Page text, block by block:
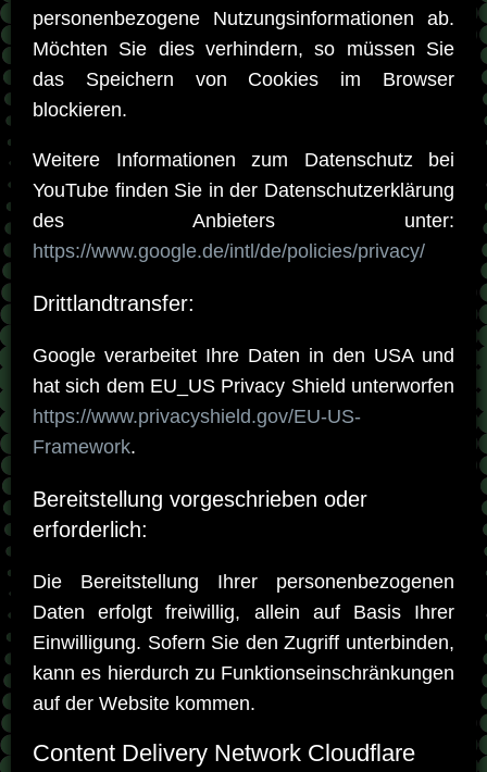
personenbezogene Nutzungsinformationen ab.
Möchten Sie dies verhindern, so müssen Sie
das Speichern von Cookies im Browser
blockieren.
Weitere Informationen zum Datenschutz bei
YouTube finden Sie in der Datenschutzerklärung
des Anbieters unter:
https://www.google.de/intl/de/policies/privacy/
Drittlandtransfer:
Google verarbeitet Ihre Daten in den USA und
hat sich dem EU_US Privacy Shield unterworfen
https://www.privacyshield.gov/EU-US-
Framework.
Bereitstellung vorgeschrieben oder
erforderlich:
Die Bereitstellung Ihrer personenbezogenen
Daten erfolgt freiwillig, allein auf Basis Ihrer
Einwilligung. Sofern Sie den Zugriff unterbinden,
kann es hierdurch zu Funktionseinschränkungen
auf der Website kommen.
Content Delivery Network Cloudflare